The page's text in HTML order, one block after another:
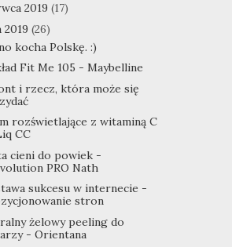
2019 (17)
2019 (26)
kocha Polskę. :)
Fit Me 105 - Maybelline
i rzecz, która może się
rozświetlające z witaminą C
CC
cieni do powiek -
PRO Nath
sukcesu w internecie -
stron
żelowy peeling do
- Orientana